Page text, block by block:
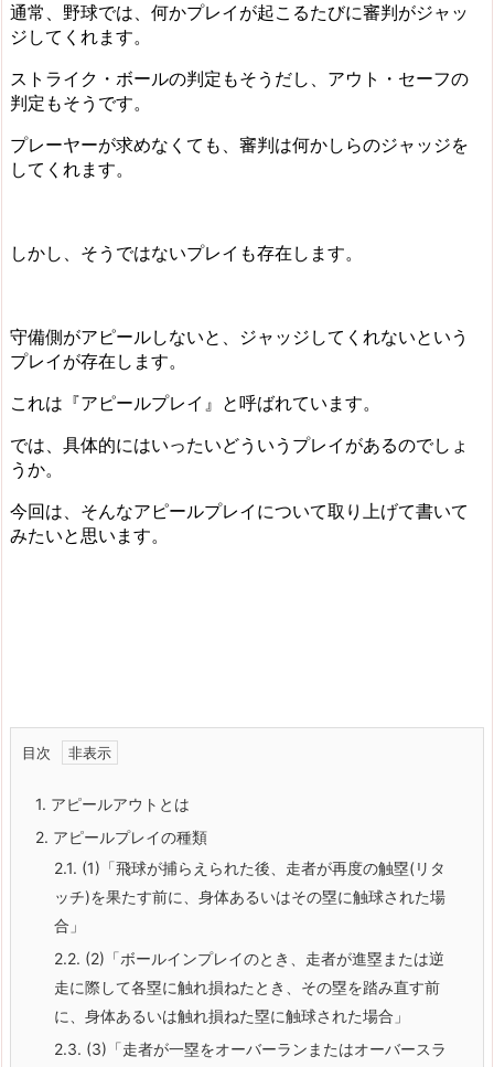
通常、野球では、何かプレイが起こるたびに審判がジャッ
ジしてくれます。
ストライク・ボールの判定もそうだし、アウト・セーフの
判定もそうです。
プレーヤーが求めなくても、審判は何かしらのジャッジを
してくれます。
しかし、そうではないプレイも存在します。
守備側がアピールしないと、ジャッジしてくれないという
プレイが存在します。
これは『アピールプレイ』と呼ばれています。
では、具体的にはいったいどういうプレイがあるのでしょ
うか。
今回は、そんなアピールプレイについて取り上げて書いて
みたいと思います。
目次
1. アピールアウトとは
2. アピールプレイの種類
2.1. (1)「飛球が捕らえられた後、走者が再度の触塁(リタ
ッチ)を果たす前に、身体あるいはその塁に触球された場
合」
2.2. (2)「ボールインプレイのとき、走者が進塁または逆
走に際して各塁に触れ損ねたとき、その塁を踏み直す前
に、身体あるいは触れ損ねた塁に触球された場合」
2.3. (3)「走者が一塁をオーバーランまたはオーバースラ